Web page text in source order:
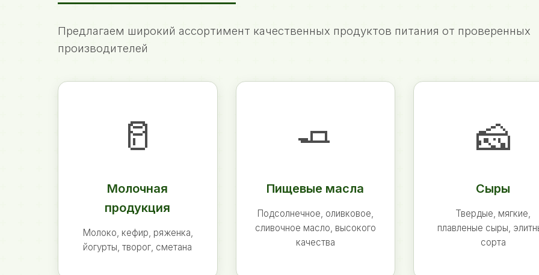
Предлагаем широкий ассортимент качественных продуктов питания от проверенных
производителей
🥛
Молочная
продукция
Молоко, кефир, ряженка,
йогурты, творог, сметана
🧈
Пищевые масла
Подсолнечное, оливковое,
сливочное масло, высокого
качества
🧀
Сыры
Твердые, мягкие,
плавленые сыры,
сорта